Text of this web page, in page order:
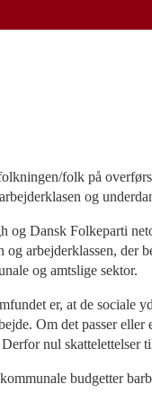
folk på
og
og Dansk Folkeparti
arbejderklassen, der
og amtslige sektor.
er, at de
Om det passer
nul skattelettelser
budgetter